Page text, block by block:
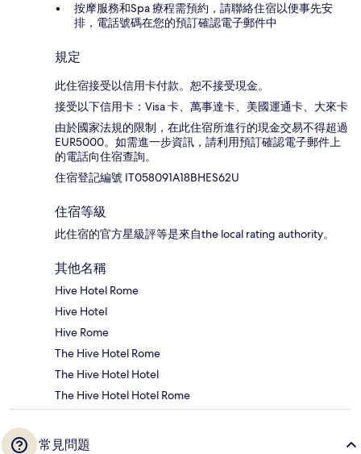
按摩服務和Spa 療程需預約，請聯絡住宿以便事先安
排，電話號碼在您的預訂確認電子郵件中
規定
此住宿接受以信用卡付款。恕不接受現金。
接受以下信用卡：Visa 卡、萬事達卡、美國運通卡、大來卡
由於國家法規的限制，在此住宿所進行的現金交易不得超過
EUR5000。如需進一步資訊，請利用預訂確認電子郵件上
的電話向住宿查詢。
住宿登記編號 IT058091A18BHES62U
住宿等級
此住宿的官方星級評等是來自the local rating authority。
其他名稱
Hive Hotel Rome
Hive Hotel
Hive Rome
The Hive Hotel Rome
The Hive Hotel Hotel
The Hive Hotel Hotel Rome
常見問題